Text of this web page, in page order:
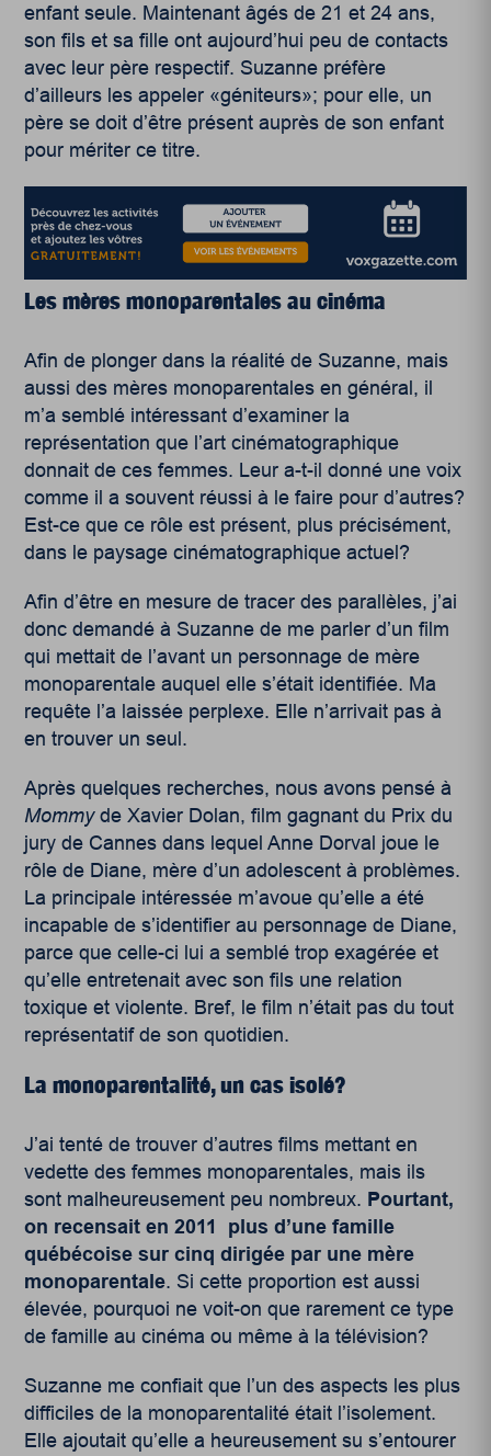
enfant seule. Maintenant âgés de 21 et 24 ans,
son fils et sa fille ont aujourd’hui peu de contacts
avec leur père respectif. Suzanne préfère
d’ailleurs les appeler «géniteurs»; pour elle, un
père se doit d’être présent auprès de son enfant
pour mériter ce titre.
Les mères monoparentales au cinéma
Afin de plonger dans la réalité de Suzanne, mais
aussi des mères monoparentales en général, il
m’a semblé intéressant d’examiner la
représentation que l’art cinématographique
donnait de ces femmes. Leur a-t-il donné une voix
comme il a souvent réussi à le faire pour d’autres?
Est-ce que ce rôle est présent, plus précisément,
dans le paysage cinématographique actuel?
Afin d’être en mesure de tracer des parallèles, j’ai
donc demandé à Suzanne de me parler d’un film
qui mettait de l’avant un personnage de mère
monoparentale auquel elle s’était identifiée. Ma
requête l’a laissée perplexe. Elle n’arrivait pas à
en trouver un seul.
Après quelques recherches, nous avons pensé à
Mommyde Xavier Dolan, film gagnant du Prix du
jury de Cannes dans lequel Anne Dorval joue le
rôle de Diane, mère d’un adolescent à problèmes.
La principale intéressée m’avoue qu’elle a été
incapable de s’identifier au personnage de Diane,
parce que celle-ci lui a semblé trop exagérée et
qu’elle entretenait avec son fils une relation
toxique et violente. Bref, le film n’était pas du tout
représentatif de son quotidien.
La monoparentalité, un cas isolé?
J’ai tenté de trouver d’autres films mettant en
vedette des femmes monoparentales, mais ils
sont malheureusement peu nombreux. Pourtant,
on recensait en 2011 plus d’une famille
québécoise sur cinq dirigée par une mère
monoparentale. Si cette proportion est aussi
élevée, pourquoi ne voit-on que rarement ce type
de famille au cinéma ou même à la télévision?
Suzanne me confiait que l’un des aspects les plus
difficiles de la monoparentalité était l’isolement.
Elle ajoutait qu’elle a heureusement su s’entourer